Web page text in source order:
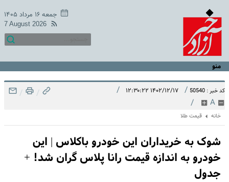
جمعه ۱۶ مرداد ۱۴۰۵
7 August 2026
منو
کد خبر : 50540 / ۱۴۰۲/۱۲/۱۷ ۱۲:۳۰:۲۲ /
A
/
/
/
خانه قیمت طلا
شوک به خریداران این خودرو باکلاس | این
خودرو به اندازه قیمت رانا پلاس گران شد! +
جدول